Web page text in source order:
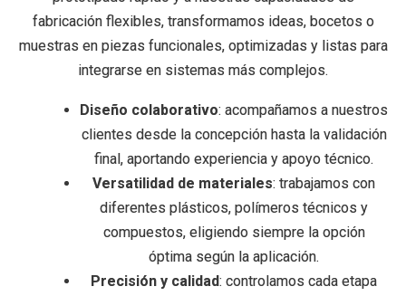
fabricación flexibles, transformamos ideas, bocetos o
muestras en piezas funcionales, optimizadas y listas para
integrarse en sistemas más complejos.
Diseño colaborativo: acompañamos a nuestros
clientes desde la concepción hasta la validación
final, aportando experiencia y apoyo técnico.
Versatilidad de materiales: trabajamos con
diferentes plásticos, polímeros técnicos y
compuestos, eligiendo siempre la opción
óptima según la aplicación.
Precisión y calidad: controlamos cada etapa